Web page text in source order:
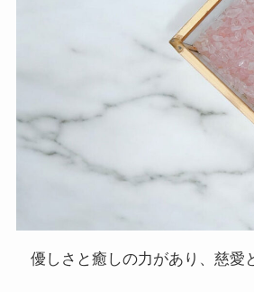
優しさと癒しの力があり、慈愛